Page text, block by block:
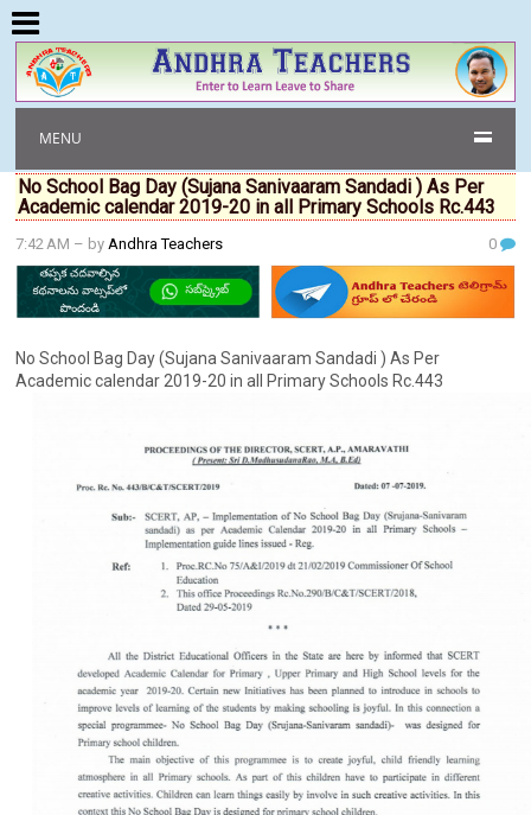
MENU
No School Bag Day (Sujana Sanivaaram Sandadi ) As Per
Academic calendar 2019-20 in all Primary Schools Rc.443
7:42 AM – byAndhra Teachers 0
No School Bag Day (Sujana Sanivaaram Sandadi ) As Per
Academic calendar 2019-20 in all Primary Schools Rc.443